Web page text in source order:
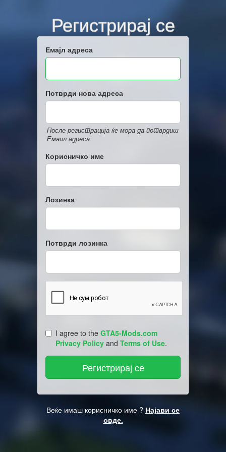
Регистрирај се
Емајл адреса
Потврди нова адреса
После регистрација ќе мора да потврдиш
Емаил адреса
Корисничко име
Лозинка
Потврди лозинка
I agree to the GTA5-Mods.com
Privacy Policy and Terms of Use.
Веќе имаш корисничко име ? Најави се
овде.